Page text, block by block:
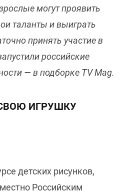
могут проявить
таланты и выиграть
принять участие в
российские
— в подборке TV Mag.
ИГРУШКУ
детских рисунков,
Российским